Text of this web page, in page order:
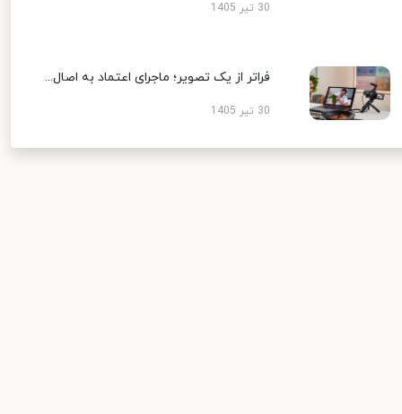
30 تیر 1405
فراتر از یک تصویر؛ ماجرای اعتماد به اصال...
30 تیر 1405